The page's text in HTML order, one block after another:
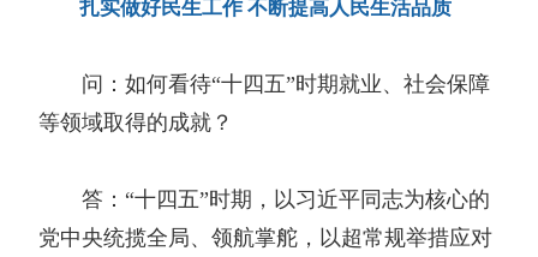
扎实做好民生工作 不断提高人民生活品质
问：如何看待“十四五”时期就业、社会保障
等领域取得的成就？
答：“十四五”时期，以习近平同志为核心的
党中央统揽全局、领航掌舵，以超常规举措应对